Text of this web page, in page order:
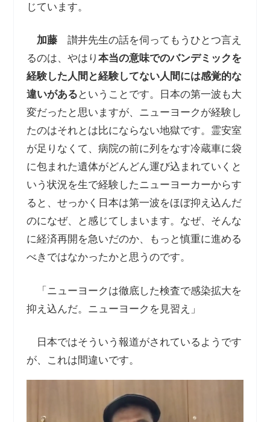
じています。
加藤讃井先生の話を伺ってもうひとつ言え
るのは、やはり 本当の意味でのバンデミックを
経験した人間と経験してない人間には感覚的な
違いがある ということです。日本の第一波も大
変だったと思いますが、ニューヨークが経験し
たのはそれとは比にならない地獄です。霊安室
が足りなくて、病院の前に列をなす冷蔵車に袋
に包まれた遺体がどんどん運び込まれていくと
いう状況を生で経験したニューヨーカーからす
ると、せっかく日本は第一波をほぼ抑え込んだ
のになぜ、と感じてしまいます。なぜ、そんな
に経済再開を急いだのか、もっと慎重に進める
べきではなかったかと思うのです。
「ニューヨークは徹底した検査で感染拡大を
抑え込んだ。ニューヨークを見習え」
日本ではそういう報道がされているようです
が、これは間違いです。